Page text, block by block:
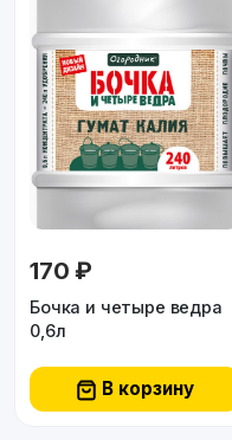
170 ₽
Бочка и четыре ведра
0,6л
В корзину